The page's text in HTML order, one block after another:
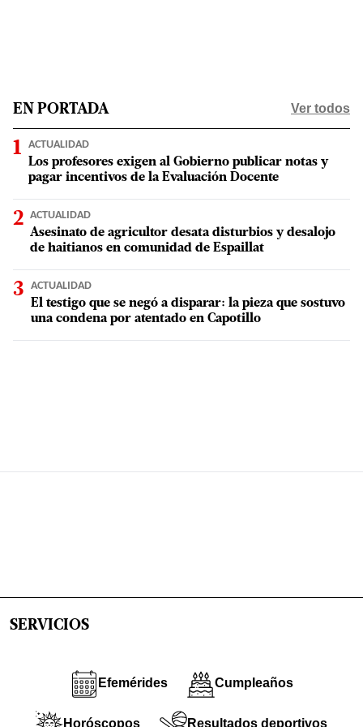
EN PORTADA Ver todos
ACTUALIDAD
Los profesores exigen al Gobierno publicar notas y
pagar incentivos de la Evaluación Docente
ACTUALIDAD
Asesinato de agricultor desata disturbios y desalojo
de haitianos en comunidad de Espaillat
ACTUALIDAD
El testigo que se negó a disparar: la pieza que sostuvo
una condena por atentado en Capotillo
SERVICIOS
Efemérides Cumpleaños
Horóscopos Resultados deportivos